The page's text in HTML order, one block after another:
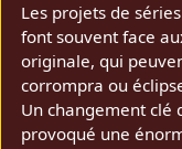
Les projets de
font souvent face
originale, qui
corrompra ou
Un changement clé
provoqué une